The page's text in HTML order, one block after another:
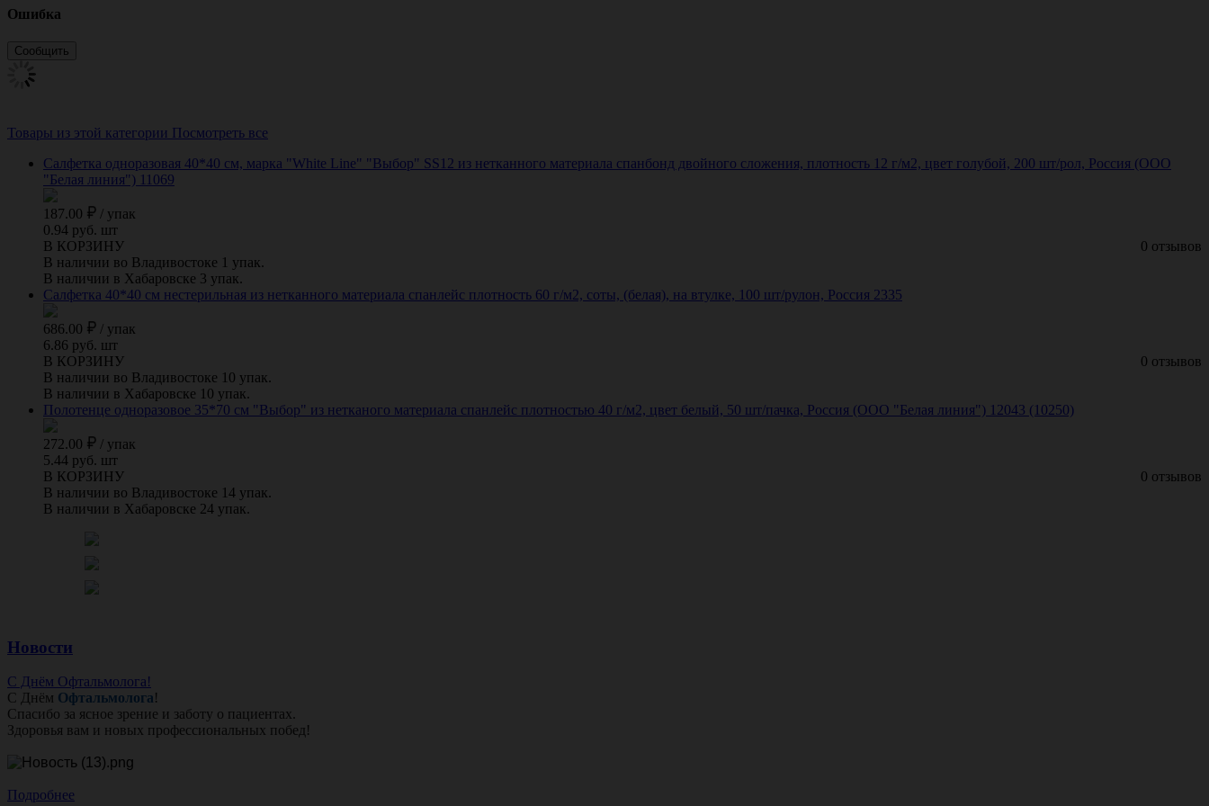
Ошибка
Товары из этой категории Посмотреть все
Салфетка одноразовая 40*40 см, марка "White Line" "Выбор" SS12 из нетканного материала спанбонд двойного сложения, плотность 12 г/м2, цвет голубой, 200 шт/рол, Россия (ООО
"Белая линия") 11069
187.00 / упак
0.94 руб. шт
0 отзывов
В КОРЗИНУ
В наличии во Владивостоке 1 упак.
В наличии в Хабаровске 3 упак.
Салфетка 40*40 см нестерильная из нетканного материала спанлейс плотность 60 г/м2, соты, (белая), на втулке, 100 шт/рулон, Россия 2335
686.00 / упак
6.86 руб. шт
0 отзывов
В КОРЗИНУ
В наличии во Владивостоке 10 упак.
В наличии в Хабаровске 10 упак.
Полотенце одноразовое 35*70 см "Выбор" из нетканого материала спанлейс плотностью 40 г/м2, цвет белый, 50 шт/пачка, Россия (ООО "Белая линия") 12043 (10250)
272.00 / упак
5.44 руб. шт
0 отзывов
В КОРЗИНУ
В наличии во Владивостоке 14 упак.
В наличии в Хабаровске 24 упак.
Новости
С Днём Офтальмолога!
С Днём Офтальмолога!
Спасибо за ясное зрение и заботу о пациентах.
Здоровья вам и новых профессиональных побед!
Подробнее